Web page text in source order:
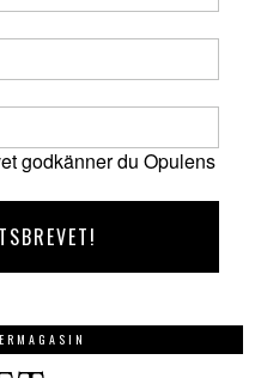
godkänner du Opulens